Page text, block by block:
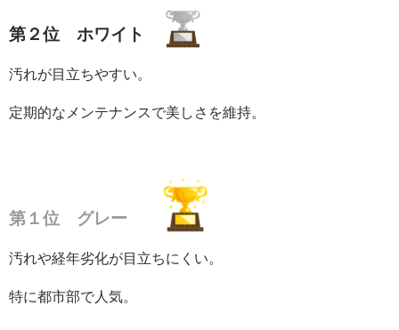
第２位 ホワイト
汚れが目立ちやすい。
定期的なメンテナンスで美しさを維持。
第１位 グレー
汚れや経年劣化が目立ちにくい。
特に都市部で人気。